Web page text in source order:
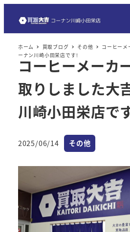
ホーム 買取ブログ その他
コーヒー
ーナン川崎小田栄店です!
コーヒーメー
取りしました大
川崎小田栄店で
投稿日
2025/06/14 カテゴリー
その他